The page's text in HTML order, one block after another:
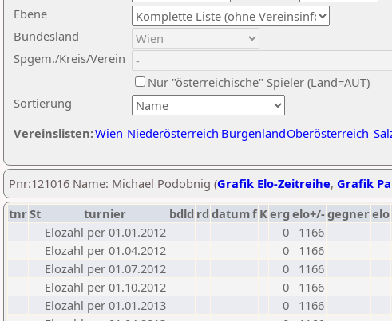
Ebene
Sortierung
Bundesland
Spgem./Kreis/Verein
Nur "österreichische" Spieler (Land=AUT)
Vereinslisten:Wien Niederösterreich BurgenlandOberösterreich
Pnr:121016 Name: Michael Podobnig (Grafik Elo-Zeitreihe, Grafik
tnrSt turnier bdld rd datumf Kerg elo+/-gegnerelo
Elozahl per 01.01.2012
0
1166
Elozahl per 01.04.2012
0
1166
Elozahl per 01.07.2012
0
1166
Elozahl per 01.10.2012
0
1166
Elozahl per 01.01.2013
0
1166